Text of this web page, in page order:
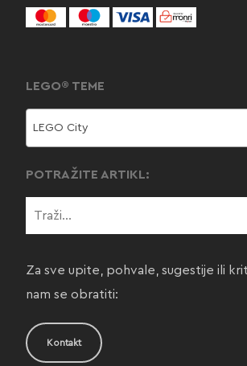
LEGO® TEME
LEGO City
POTRAŽITE ARTIKL:
Za sve upite, pohvale, sugestije ili
nam se obratiti:
Kontakt